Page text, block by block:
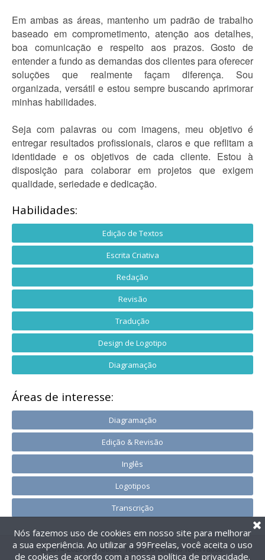
Em ambas as áreas, mantenho um padrão de trabalho
baseado em comprometimento, atenção aos detalhes,
boa comunicação e respeito aos prazos. Gosto de
entender a fundo as demandas dos clientes para oferecer
soluções que realmente façam diferença. Sou
organizada, versátil e estou sempre buscando aprimorar
minhas habilidades.
Seja com palavras ou com imagens, meu objetivo é
entregar resultados profissionais, claros e que reflitam a
identidade e os objetivos de cada cliente. Estou à
disposição para colaborar em projetos que exigem
qualidade, seriedade e dedicação.
Habilidades:
Edição de Textos
Escrita Criativa
Redação
Revisão
Tradução
Design de Logotipo
Diagramação
Áreas de interesse:
Diagramação
Edição & Revisão
Inglês
Logotipos
Transcrição
@2014-2026 99Freelas. Todos os direitos reservados.
Nós fazemos uso de cookies em nosso site para melhorar
a sua experiência. Ao utilizar a 99Freelas, você aceita o uso
de cookies de acordo com a nossa política de privacidade.